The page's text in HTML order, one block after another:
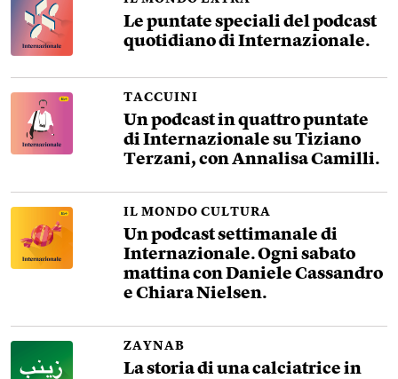
Le puntate speciali del podcast
quotidiano di Internazionale.
TACCUINI
Un podcast in quattro puntate
di Internazionale su Tiziano
Terzani, con Annalisa Camilli.
IL MONDO CULTURA
Un podcast settimanale di
Internazionale. Ogni sabato
mattina con Daniele Cassandro
e Chiara Nielsen.
ZAYNAB
La storia di una calciatrice in